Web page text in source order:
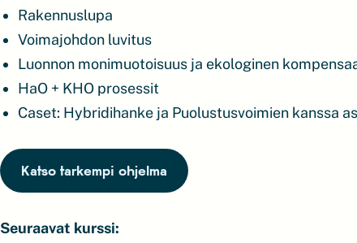
Rakennuslupa
Voimajohdon luvitus
Luonnon monimuotoisuus ja ekologinen
HaO + KHO prosessit
Caset: Hybridihanke ja Puolustusvoimien kanssa
Katso tarkempi ohjelma
Seuraavat kurssi: